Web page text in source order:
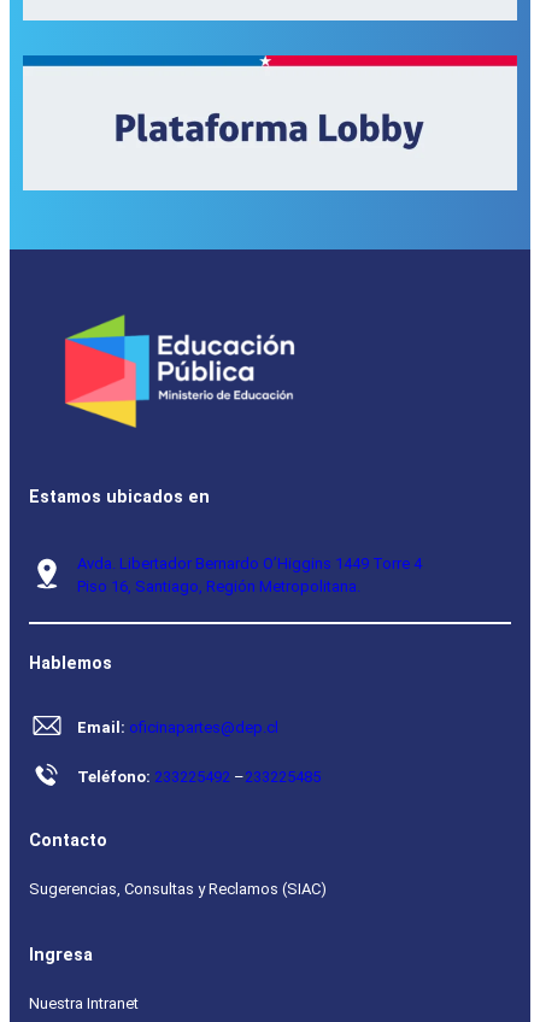
Estamos ubicados en
Avda. Libertador Bernardo O’Higgins 1449 Torre 4
Piso 16, Santiago, Región Metropolitana.
Hablemos
Email: oficinapartes@dep.cl
Teléfono: 233225492 –233225485
Contacto
Sugerencias, Consultas y Reclamos (SIAC)
Ingresa
Nuestra Intranet